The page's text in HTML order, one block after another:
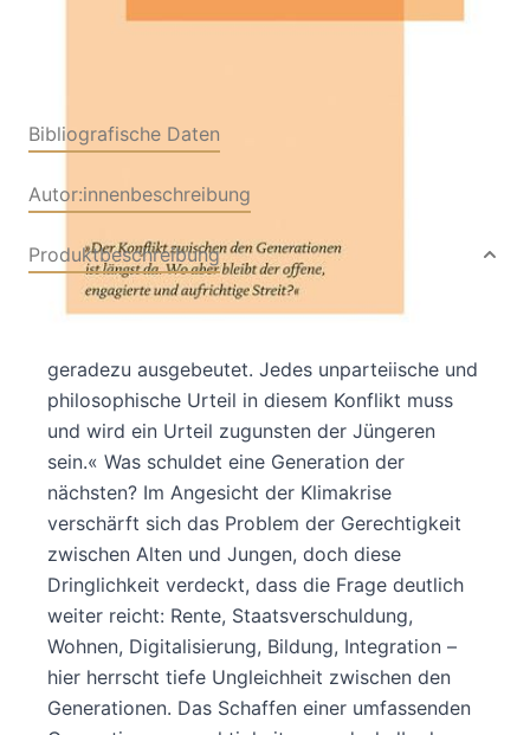
Bibliografische Daten
Autor:innenbeschreibung
Produktbeschreibung
»Die jüngeren Generationen werden in unserer
geradezu ausgebeutet. Jedes unparteiische und
philosophische Urteil in diesem Konflikt muss
und wird ein Urteil zugunsten der Jüngeren
sein.« Was schuldet eine Generation der
nächsten? Im Angesicht der Klimakrise
verschärft sich das Problem der Gerechtigkeit
zwischen Alten und Jungen, doch diese
Dringlichkeit verdeckt, dass die Frage deutlich
weiter reicht: Rente, Staatsverschuldung,
Wohnen, Digitalisierung, Bildung, Integration –
hier herrscht tiefe Ungleichheit zwischen den
Generationen. Das Schaffen einer umfassenden